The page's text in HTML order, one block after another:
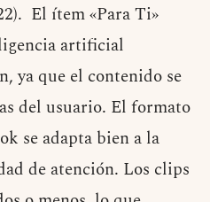
El ítem «Para Ti»
artificial
ya que el contenido se
del usuario. El formato
se adapta bien a la
de atención. Los clips